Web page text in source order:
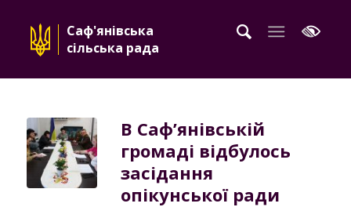
Саф'янівська
сільська рада
В Саф’янівській
громаді відбулось
засідання
опікунської ради